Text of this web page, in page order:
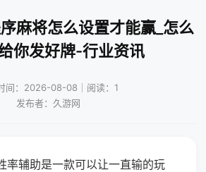
麻将怎么设置才能赢_怎么
你发好牌-行业资讯
间：2026-08-08｜阅读：1
发布者：久游网
率辅助是一款可以让一直输的玩